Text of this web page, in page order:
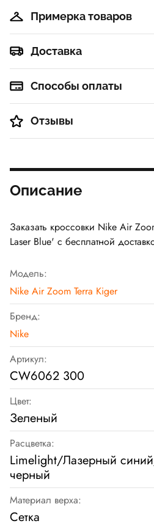
Примерка товаров
Доставка
Способы оплаты
Отзывы
Описание
Заказать кроссовки Nike Air
Laser Blue' с бесплатной
Модель:
Nike Air Zoom Terra Kiger
Бренд:
Nike
Артикул:
CW6062 300
Цвет:
Зеленый
Расцветка:
Limelight/Лазерный
черный
Материал верха:
Сетка